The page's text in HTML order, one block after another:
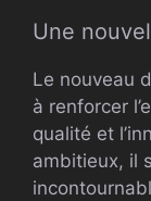
Une
Le nouveau
à renforcer
qualité et
ambitieux, il